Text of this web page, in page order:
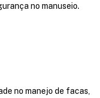
no manuseio.
no manejo de facas,